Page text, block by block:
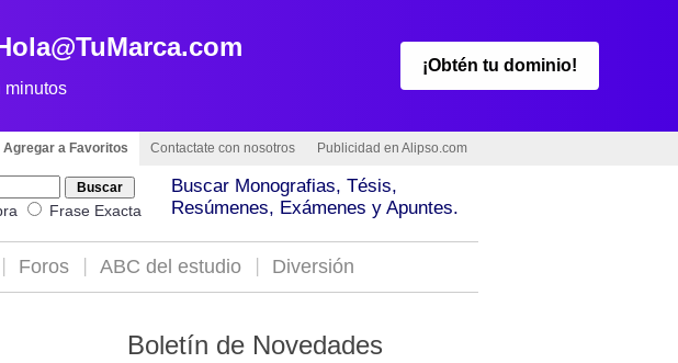
minutos
¡Obtén tu dominio!
Agregar a Favoritos Contactate con nosotros Publicidad en Alipso.com
Frase Exacta
Buscar Monografias, Tésis,
Resúmenes, Exámenes y Apuntes.
Foros ABC del estudio Diversión
Boletín de Novedades